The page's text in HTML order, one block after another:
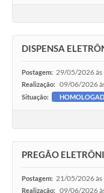
DISPENSA
Postagem: 29/05/2026 às
Realização: 09/06/2026
Situação:
PREGÃO
Postagem: 21/05/2026
Realização: 09/06/2026